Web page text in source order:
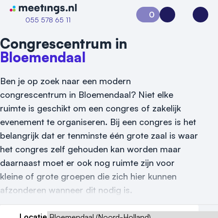
Naar home van Meetings
055 578 65 11
Vraag locatie aan
0
Aanvraag 0Inloggen
Congrescentrum in
Bloemendaal
Ben je op zoek naar een modern
congrescentrum in Bloemendaal? Niet elke
ruimte is geschikt om een congres of zakelijk
evenement te organiseren. Bij een congres is het
belangrijk dat er tenminste één grote zaal is waar
het congres zelf gehouden kan worden maar
daarnaast moet er ook nog ruimte zijn voor
kleine of grote groepen die zich hier kunnen
afzonderen wanneer dit nodig is.